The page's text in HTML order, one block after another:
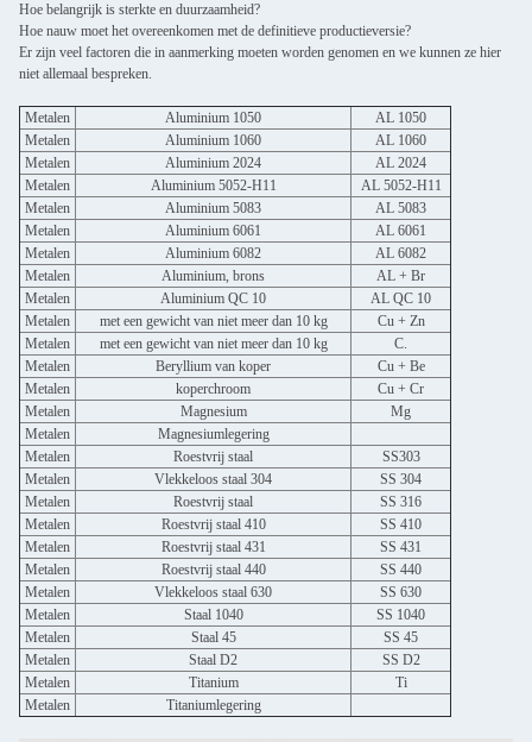
Hoe belangrijk is sterkte en duurzaamheid?
Hoe nauw moet het overeenkomen met de definitieve productieversie?
Er zijn veel factoren die in aanmerking moeten worden genomen en we kunnen ze hier
niet allemaal bespreken.
Metalen Aluminium 1050
AL 1050
Metalen
Aluminium 1060
AL 1060
Metalen
Aluminium 2024
AL 2024
Metalen
Aluminium 5052-H11
AL 5052-H11
Metalen
Aluminium 5083
AL 5083
Metalen
Aluminium 6061
AL 6061
Metalen
Aluminium 6082
AL 6082
Metalen
Aluminium, brons
AL + Br
Metalen
Aluminium QC 10
AL QC 10
Metalen
met een gewicht van niet meer dan 10 kg
Cu + Zn
Metalen
met een gewicht van niet meer dan 10 kg
C.
Metalen
Beryllium van koper
Cu + Be
Metalen
koperchroom
Cu + Cr
Metalen
Magnesium
Mg
Metalen
Magnesiumlegering
Metalen
Roestvrij staal
SS303
Metalen
Vlekkeloos staal 304
SS 304
Metalen
Roestvrij staal
SS 316
Metalen
Roestvrij staal 410
SS 410
Metalen
Roestvrij staal 431
SS 431
Metalen
Roestvrij staal 440
SS 440
Metalen
Vlekkeloos staal 630
SS 630
Metalen
Staal 1040
SS 1040
Metalen
Staal 45
SS 45
Metalen
Staal D2
SS D2
Metalen
Titanium
Ti
Metalen
Titaniumlegering